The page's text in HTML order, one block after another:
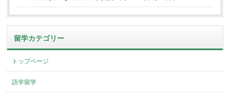
留学カテゴリー
トップページ
語学留学